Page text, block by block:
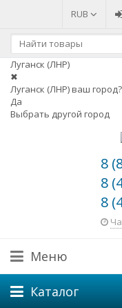
RUB
Луганск (ЛНР)
✖
Луганск (ЛНР) ваш город?
Да
Выбрать другой город
8
8
8
Меню
Каталог